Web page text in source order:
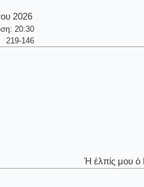
2026
20:30
219-146
Ἡ ἐλπίς μου ὁ